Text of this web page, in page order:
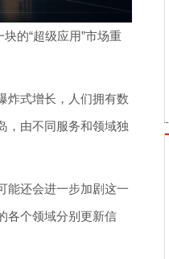
的“超级应用”市场重
炸式增长，人们拥有数
，由不同服务和领域独
能还会进一步加剧这一
各个领域分别更新信